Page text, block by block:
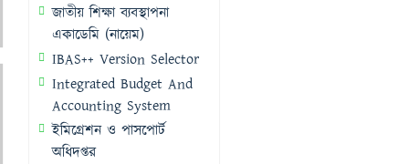
জাতীয় শিক্ষা ব্যবস্থাপনা
একাডেমি (নায়েম)
IBAS++ Version Selector
Integrated Budget And
Accounting System
ইমিগ্রেশন ও পাসপোর্ট
অধিদপ্তর